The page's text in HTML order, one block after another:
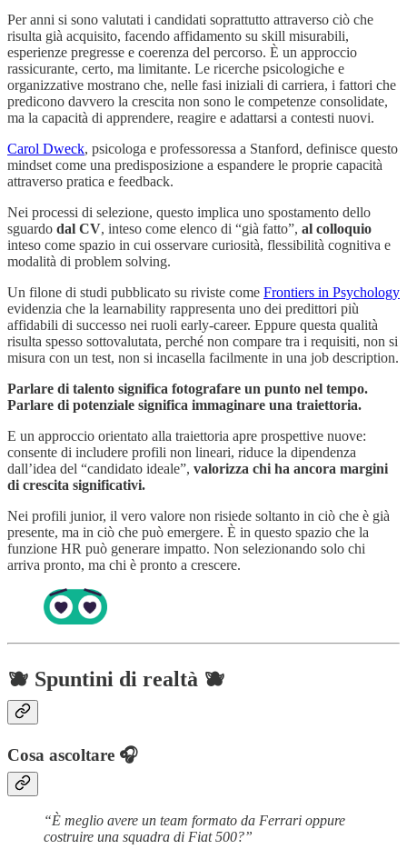
Per anni si sono valutati i candidati soprattutto attraverso ciò che
risulta già acquisito, facendo affidamento su skill misurabili,
esperienze pregresse e coerenza del percorso. È un approccio
rassicurante, certo, ma limitante. Le ricerche psicologiche e
organizzative mostrano che, nelle fasi iniziali di carriera, i fattori che
predicono davvero la crescita non sono le competenze consolidate,
ma la capacità di apprendere, reagire e adattarsi a contesti nuovi.
Carol Dweck, psicologa e professoressa a Stanford, definisce questo
mindset come una predisposizione a espandere le proprie capacità
attraverso pratica e feedback.
Nei processi di selezione, questo implica uno spostamento dello
sguardo dal CV, inteso come elenco di “già fatto”, al colloquio
inteso come spazio in cui osservare curiosità, flessibilità cognitiva e
modalità di problem solving.
Un filone di studi pubblicato su riviste come Frontiers in Psychology
evidenzia che la learnability rappresenta uno dei predittori più
affidabili di successo nei ruoli early-career. Eppure questa qualità
risulta spesso sottovalutata, perché non compare tra i requisiti, non si
misura con un test, non si incasella facilmente in una job description.
Parlare di talento significa fotografare un punto nel tempo.
Parlare di potenziale significa immaginare una traiettoria.
E un approccio orientato alla traiettoria apre prospettive nuove:
consente di includere profili non lineari, riduce la dipendenza
dall’idea del “candidato ideale”, valorizza chi ha ancora margini
di crescita significativi.
Nei profili junior, il vero valore non risiede soltanto in ciò che è già
presente, ma in ciò che può emergere. È in questo spazio che la
funzione HR può generare impatto. Non selezionando solo chi
arriva pronto, ma chi è pronto a crescere.
🫐 Spuntini di realtà 🫐
Cosa ascoltare 🎧
“È meglio avere un team formato da Ferrari oppure
costruire una squadra di Fiat 500?”